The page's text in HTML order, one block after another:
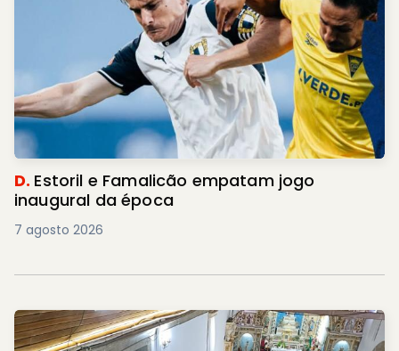
D. Estoril e Famalicão empatam jogo
inaugural da época
7 agosto 2026